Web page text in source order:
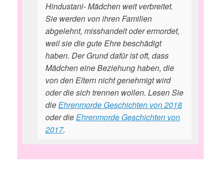
Hindustani- Mädchen weit verbreitet.
Sie werden von ihren Familien
abgelehnt, misshandelt oder ermordet,
weil sie die gute Ehre beschädigt
haben. Der Grund dafür ist oft, dass
Mädchen eine Beziehung haben, die
von den Eltern nicht genehmigt wird
oder die sich trennen wollen. Lesen Sie
dieEhrenmorde Geschichten von 2018
oder dieEhrenmorde Geschichten von
2017.